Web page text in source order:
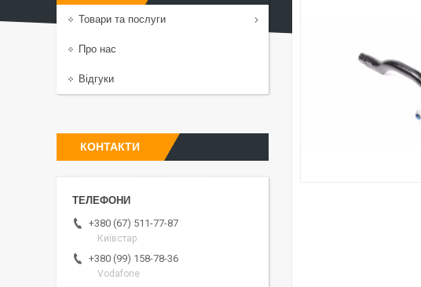
Товари та послуги
Про нас
Відгуки
КОНТАКТИ
+380 (67) 511-77-87
Київстар
+380 (99) 158-78-36
Vodafone